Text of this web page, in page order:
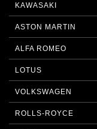
KAWASAKI
ASTON MARTIN
ALFA ROMEO
LOTUS
VOLKSWAGEN
ROLLS-ROYCE